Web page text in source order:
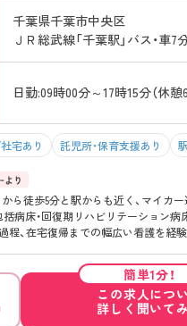
千葉県千葉市中央区
ＪＲ総武線「千葉駅」バス・車7
日勤:09時00分～17時15分（休憩
宅あり 託児所・保育支援あり
から徒歩5分と駅からも近く、マイカ
括病床・回復期リハビリテーション病
程、在宅復帰までの幅広い看護を経
なくお子様がいらっしゃり家庭と両
す！ ご興味のある方はぜひマイナビ
簡単1分！
この求人につ
詳しく聞いて